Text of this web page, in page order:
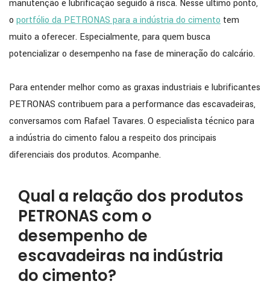
manutenção e lubrificação seguido à risca. Nesse último ponto,
o portfólio da PETRONAS para a indústria do cimento tem
muito a oferecer. Especialmente, para quem busca
potencializar o desempenho na fase de mineração do calcário.
Para entender melhor como as graxas industriais e lubrificantes
PETRONAS contribuem para a performance das escavadeiras,
conversamos com Rafael Tavares. O especialista técnico para
a indústria do cimento falou a respeito dos principais
diferenciais dos produtos. Acompanhe.
Qual a relação dos produtos
PETRONAS com o
desempenho de
escavadeiras na indústria
do cimento?